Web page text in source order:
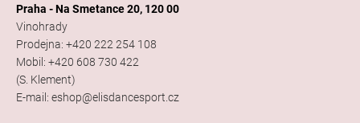
Praha - Na Smetance 20, 120 00
Vinohrady
Prodejna: +420 222 254 108
Mobil: +420 608 730 422
(S. Klement)
E-mail: eshop@elisdancesport.cz